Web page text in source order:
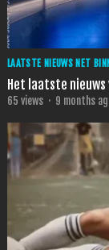
LAATSTE NIEUWS NET
Het laatste nieuws
65 views · 9 months